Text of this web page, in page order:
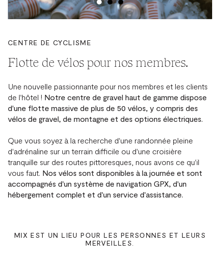
CENTRE DE CYCLISME
Flotte de vélos pour nos membres.
Une nouvelle passionnante pour nos membres et les clients
de l'hôtel ! Notre centre de gravel haut de gamme dispose
d'une flotte massive de plus de 50 vélos, y compris des
vélos de gravel, de montagne et des options électriques.
Que vous soyez à la recherche d'une randonnée pleine
d'adrénaline sur un terrain difficile ou d'une croisière
tranquille sur des routes pittoresques, nous avons ce qu'il
vous faut. Nos vélos sont disponibles à la journée et sont
accompagnés d'un système de navigation GPX, d'un
hébergement complet et d'un service d'assistance.
MIX EST UN LIEU POUR LES PERSONNES ET LEURS
MERVEILLES.